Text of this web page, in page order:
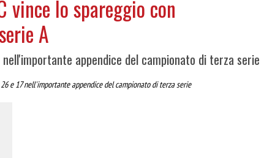
vince lo spareggio con
A
appendice del campionato di terza serie
e 17 nell'importante appendice del campionato di terza serie